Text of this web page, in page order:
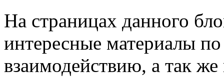
На страницах данного
интересные материалы
взаимодействию, а так